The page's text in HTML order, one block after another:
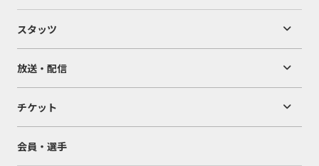
スタッツ
放送・配信
チケット
会員・選手